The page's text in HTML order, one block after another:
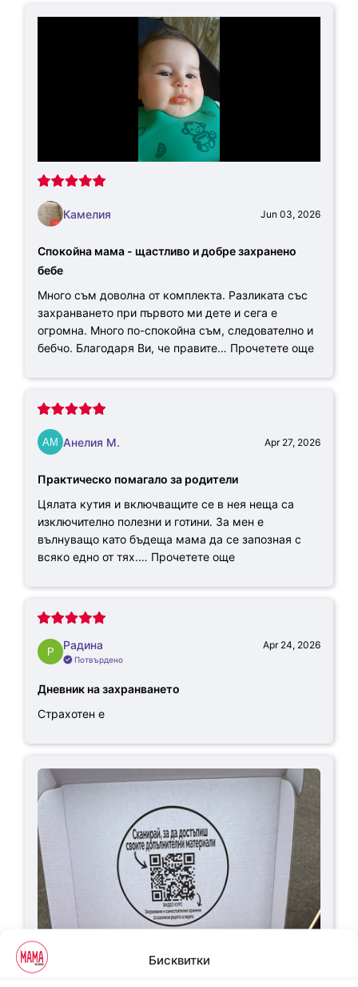
Бисквитки
Камелия Jun 03, 2026
Спокойна мама - щастливо и добре захранено
бебе
Много съм доволна от комплекта. Разликата със
захранването при първото ми дете и сега е
огромна. Много по-спокойна съм, следователно и
бебчо. Благодаря Ви, че правите… Прочетете още
Анелия М. Apr 27, 2026
Практическо помагало за родители
Цялата кутия и включващите се в нея неща са
изключително полезни и готини. За мен е
вълнуващо като бъдеща мама да се запозная с
всяко едно от тях.… Прочетете още
Радина Apr 24, 2026
Потвърдено
Дневник на захранването
Страхотен е